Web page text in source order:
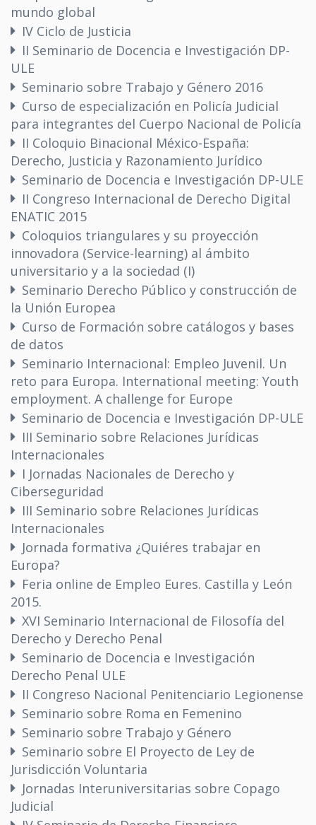
mundo global
IV Ciclo de Justicia
II Seminario de Docencia e Investigación DP-
ULE
Seminario sobre Trabajo y Género 2016
Curso de especialización en Policía Judicial
para integrantes del Cuerpo Nacional de Policía
II Coloquio Binacional México-España:
Derecho, Justicia y Razonamiento Jurídico
Seminario de Docencia e Investigación DP-ULE
II Congreso Internacional de Derecho Digital
ENATIC 2015
Coloquios triangulares y su proyección
innovadora (Service-learning) al ámbito
universitario y a la sociedad (I)
Seminario Derecho Público y construcción de
la Unión Europea
Curso de Formación sobre catálogos y bases
de datos
Seminario Internacional: Empleo Juvenil. Un
reto para Europa. International meeting: Youth
employment. A challenge for Europe
Seminario de Docencia e Investigación DP-ULE
III Seminario sobre Relaciones Jurídicas
Internacionales
I Jornadas Nacionales de Derecho y
Ciberseguridad
III Seminario sobre Relaciones Jurídicas
Internacionales
Jornada formativa ¿Quiéres trabajar en
Europa?
Feria online de Empleo Eures. Castilla y León
2015.
XVI Seminario Internacional de Filosofía del
Derecho y Derecho Penal
Seminario de Docencia e Investigación
Derecho Penal ULE
II Congreso Nacional Penitenciario Legionense
Seminario sobre Roma en Femenino
Seminario sobre Trabajo y Género
Seminario sobre El Proyecto de Ley de
Jurisdicción Voluntaria
Jornadas Interuniversitarias sobre Copago
Judicial